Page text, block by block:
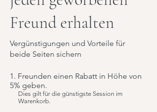
Freund erhalten
Vergünstigungen und Vorteile für
beide Seiten sichern
Freunden einen Rabatt in Höhe von
5% geben.
Dies gilt für die günstigste Session im
Warenkorb.